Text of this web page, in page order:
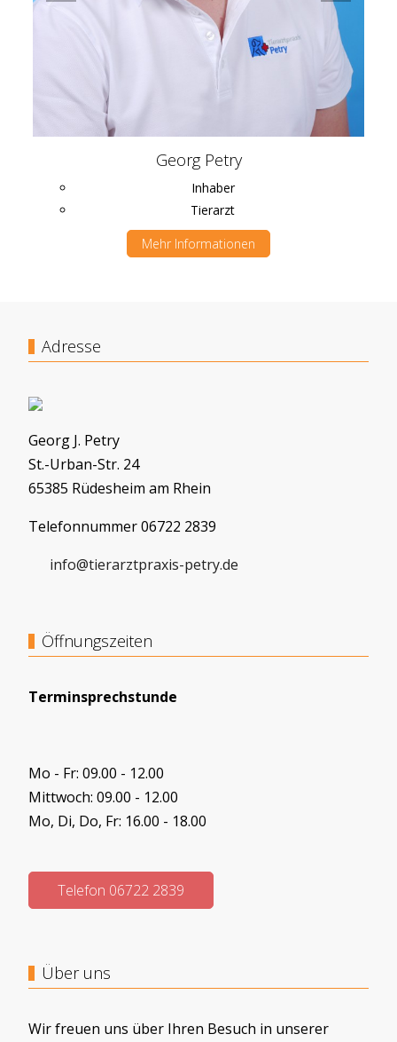
Georg Petry
Inhaber
Tierarzt
Mehr Informationen
Adresse
Georg J. Petry
St.-Urban-Str. 24
65385 Rüdesheim am Rhein
Telefonnummer 06722 2839
info@tierarztpraxis-petry.de
Öffnungszeiten
Terminsprechstunde
Mo - Fr: 09.00 - 12.00
Mittwoch: 09.00 - 12.00
Mo, Di, Do, Fr: 16.00 - 18.00
Telefon 06722 2839
Über uns
Wir freuen uns über Ihren Besuch in unserer